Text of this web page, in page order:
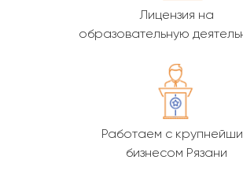
Лицензия на
образовательную
Работаем с
бизнесом Рязани